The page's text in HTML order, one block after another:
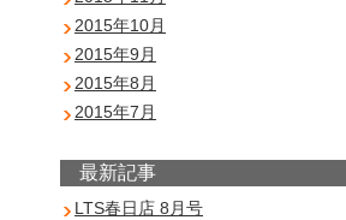
2015年10月
2015年9月
2015年8月
2015年7月
最新記事
LTS春日店 8月号